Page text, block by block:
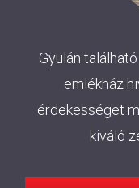
Gyulán
emlékház
érdekességet
kiváló